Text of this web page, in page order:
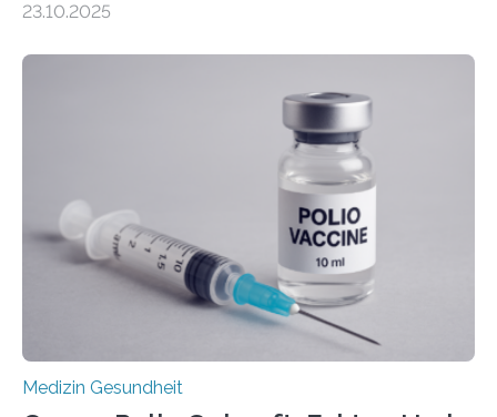
Betroffenen können mit heutigen Methoden geheilt
Dringend benötigt werden zielgerichtete Therapien, die
nur Tumorschwachstellen angreifen und normales
Gewebe verschonen. Forschende um Daniel Merk vom
Hertie-Institut für klinische Hirnforschung am
Universitätsklinikum Tübingen haben eine solche
Schwachstelle im Erbgut einer Untergruppe des
Medulloblastoms gefunden. Die Wilhelm Sander-
Stiftung unterstützte das Projekt…
23.10.2025
Medizin Gesundheit